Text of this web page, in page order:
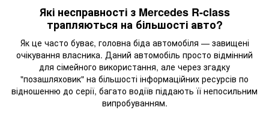
Які несправності з Mercedes R-class
трапляються на більшості авто?
Як це часто буває, головна біда автомобіля — завищені
очікування власника. Даний автомобіль просто відмінний
для сімейного використання, але через згадку
"позашляховик" на більшості інформаційних ресурсів по
відношенню до серії, багато водіїв піддають її непосильним
випробуванням.